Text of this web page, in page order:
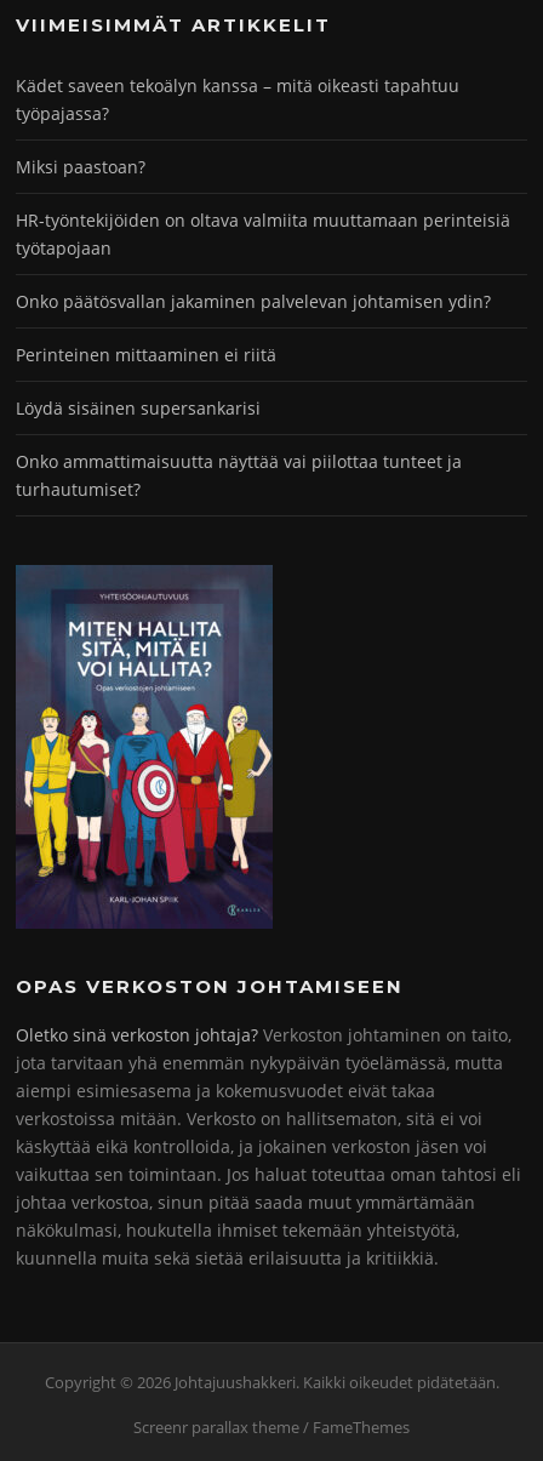
VIIMEISIMMÄT ARTIKKELIT
Kädet saveen tekoälyn kanssa – mitä oikeasti tapahtuu
työpajassa?
Miksi paastoan?
HR-työntekijöiden on oltava valmiita muuttamaan perinteisiä
työtapojaan
Onko päätösvallan jakaminen palvelevan johtamisen ydin?
Perinteinen mittaaminen ei riitä
Löydä sisäinen supersankarisi
Onko ammattimaisuutta näyttää vai piilottaa tunteet ja
turhautumiset?
OPAS VERKOSTON JOHTAMISEEN
Oletko sinä verkoston johtaja? Verkoston johtaminen on taito,
jota tarvitaan yhä enemmän nykypäivän työelämässä, mutta
aiempi esimiesasema ja kokemusvuodet eivät takaa
verkostoissa mitään. Verkosto on hallitsematon, sitä ei voi
käskyttää eikä kontrolloida, ja jokainen verkoston jäsen voi
vaikuttaa sen toimintaan. Jos haluat toteuttaa oman tahtosi eli
johtaa verkostoa, sinun pitää saada muut ymmärtämään
näkökulmasi, houkutella ihmiset tekemään yhteistyötä,
kuunnella muita sekä sietää erilaisuutta ja kritiikkiä.
Copyright © 2026 Johtajuushakkeri. Kaikki oikeudet pidätetään.
Screenr parallax theme/ FameThemes